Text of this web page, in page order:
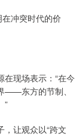
冲突时代的价
现场表示：“在今
——东方的节制、
”
让观众以“跨文